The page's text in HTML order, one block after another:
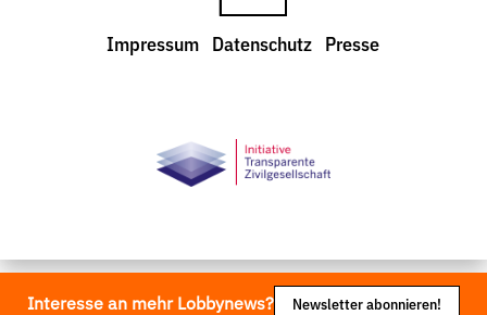
LobbyControl
Impressum Datenschutz Presse
Interesse an mehr Lobbynews? Newsletter abonnieren!